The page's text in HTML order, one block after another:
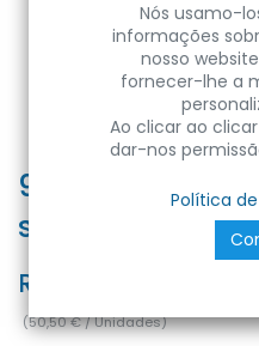
9X650mm -
serrilha
Ref:
(50,50€/Unidades)
Nós usamo-
informações
nosso
fornecer-lhe a
Ao clicar ao
dar-nos
Política